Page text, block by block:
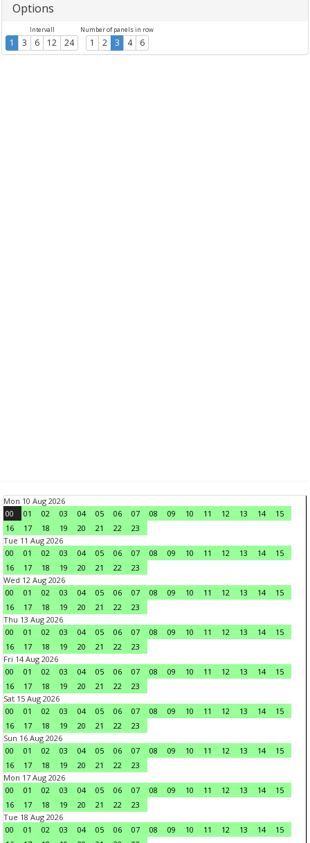
Options
Intervall
1 3 6 12 24
Number of panels in row
1 2 3 4 6
Mon 10 Aug 2026
00
01 02 03 04 05 06 07 08 09 10 11 12 13 14
15
16
17 18 19 20 21 22
23
Tue 11 Aug 2026
00
01 02 03 04 05 06 07 08 09 10 11 12 13 14
15
16
17 18 19 20 21 22
23
Wed 12 Aug 2026
00
01 02 03 04 05 06 07 08 09 10 11 12 13 14
15
16
17 18 19 20 21 22
23
Thu 13 Aug 2026
00
01 02 03 04 05 06 07 08 09 10 11 12 13 14
15
16
17 18 19 20 21 22
23
Fri 14 Aug 2026
00
01 02 03 04 05 06 07 08 09 10 11 12 13 14
15
16
17 18 19 20 21 22
23
Sat 15 Aug 2026
00
01 02 03 04 05 06 07 08 09 10 11 12 13 14
15
16
17 18 19 20 21 22
23
Sun 16 Aug 2026
00
01 02 03 04 05 06 07 08 09 10 11 12 13 14
15
16
17 18 19 20 21 22
23
Mon 17 Aug 2026
00
01 02 03 04 05 06 07 08 09 10 11 12 13 14
15
16
17 18 19 20 21 22
23
Tue 18 Aug 2026
00
01 02 03 04 05 06 07 08 09 10 11 12 13 14
15